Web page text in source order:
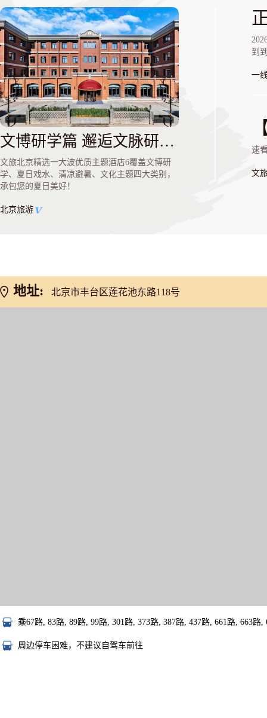
文博研学篇 邂逅文脉研学之美
文旅北京精选一大波优质主题酒店б覆盖文博研
学、夏日戏水、清凉避暑、文化主题四大类别，
承包您的夏日美好！
北京旅游
到
一
速
文
地址: 北京市丰台区莲花池东路118号
乘67路, 83路, 89路, 99路, 301路, 373路, 387路, 437路, 661路, 663
周边停车困难，不建议自驾车前往